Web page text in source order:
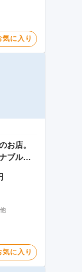
気に入り
お店。
ブルで
気に入り